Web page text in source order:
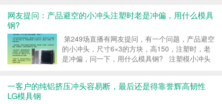
网友提问：产品避空的小冲头注塑时老是冲偏，用什么模具
钢?
第249场直播有网友提问，有一个问题，产品避空
的小冲头，尺寸6×3的方块，高150，注塑时，老
是冲偏，问一下，用什么模具钢? 注塑模小冲头
一客户的纯铝挤压冲头容易断，最后还是得靠誉辉高韧性
LG模具钢